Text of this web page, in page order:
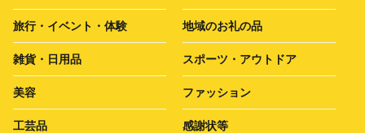
旅行・イベント・体験 地域のお礼の品
雑貨・日用品 スポーツ・アウトドア
美容 ファッション
工芸品 感謝状等